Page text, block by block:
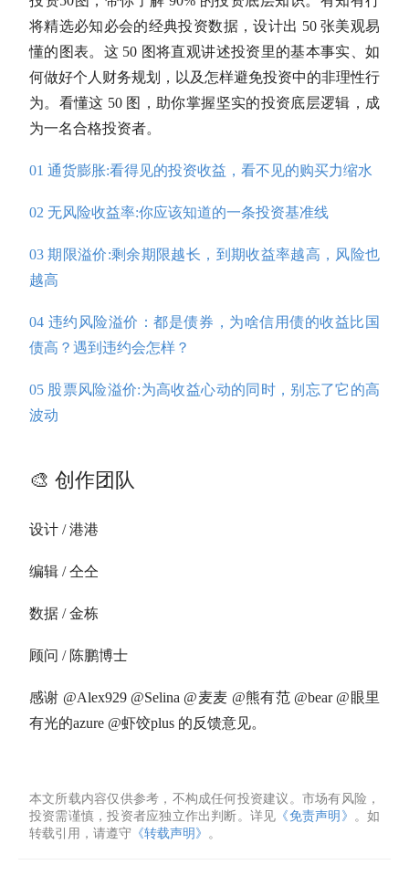
将精选必知必会的经典投资数据，设计出 50 张美观易
懂的图表。这 50 图将直观讲述投资里的基本事实、如
何做好个人财务规划，以及怎样避免投资中的非理性行
为。看懂这 50 图，助你掌握坚实的投资底层逻辑，成
为一名合格投资者。
01 通货膨胀:看得见的投资收益，看不见的购买力缩水
02 无风险收益率:你应该知道的一条投资基准线
03 期限溢价:剩余期限越长，到期收益率越高，风险也
越高
04 违约风险溢价：都是债券，为啥信用债的收益比国
债高？遇到违约会怎样？
05 股票风险溢价:为高收益心动的同时，别忘了它的高
波动
🎨 创作团队
设计 / 港港
编辑 / 仝仝
数据 / 金栋
顾问 / 陈鹏博士
感谢 @Alex929 @Selina @麦麦 @熊有范 @bear @眼里
有光的azure @虾饺plus 的反馈意见。
本文所载内容仅供参考，不构成任何投资建议。市场有风险，
投资需谨慎，投资者应独立作出判断。详见 《免责声明》 。如
转载引用，请遵守 《转载声明》 。